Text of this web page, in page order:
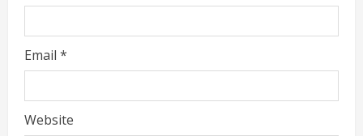
Email *
Website